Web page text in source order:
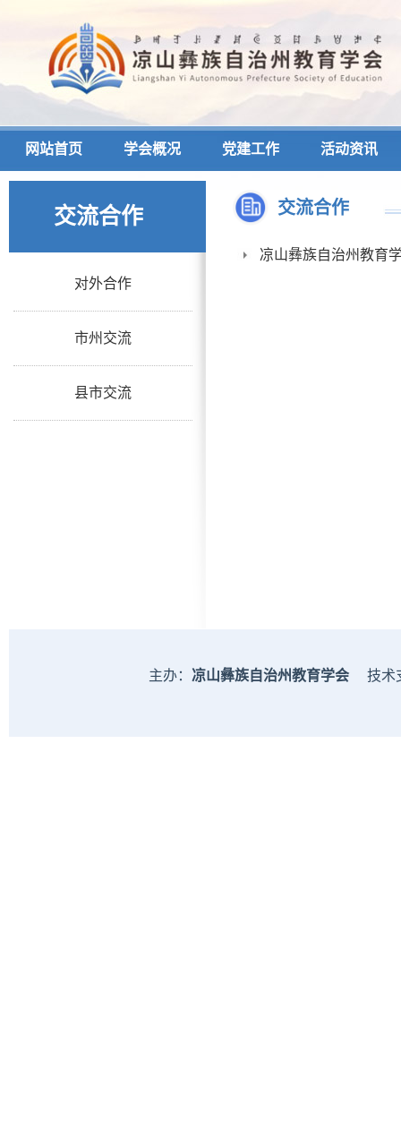
网站首页 学会概况 党建工作 活动资讯
交流合作
对外合作
市州交流
县市交流
交流合作
凉山彝族自治州教育
主办： 凉山彝族自治州教育学会 技术